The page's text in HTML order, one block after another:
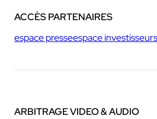
ACCÈS PARTENAIRES
espace presseespace investisseurs
ARBITRAGE VIDEO & AUDIO